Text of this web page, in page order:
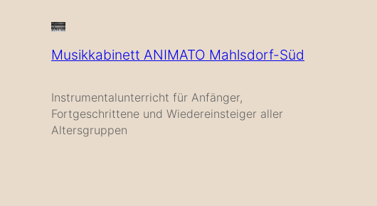
Musikkabinett ANIMATO Mahlsdorf-Süd
Instrumentalunterricht für Anfänger,
Fortgeschrittene und Wiedereinsteiger aller
Altersgruppen